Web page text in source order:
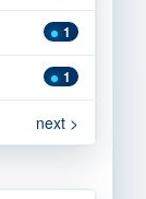
1
1
next >